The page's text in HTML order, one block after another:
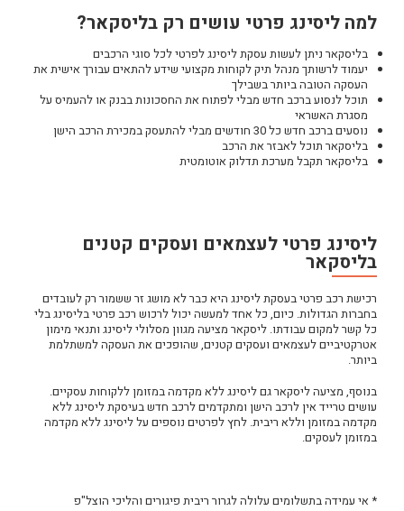
למה ליסינג פרטי עושים רק בליסקאר?
בליסקאר ניתן לעשות עסקת ליסינג לפרטי לכל סוגי הרכבים
יעמוד לרשותך מנהל תיק לקוחות מקצועי שידע להתאים עבורך אישית את
העסקה הטובה ביותר בשבילך
תוכל לנסוע ברכב חדש מבלי לפתוח את החסכונות בבנק או להעמיס על
מסגרת האשראי
נוסעים ברכב חדש כל 30 חודשים מבלי להתעסק במכירת הרכב הישן
בליסקאר תוכל לאבזר את הרכב
בליסקאר תקבל מערכת תדלוק אוטומטית
ליסינג פרטי לעצמאים ועסקים קטנים
בליסקאר
רכישת רכב פרטי בעסקת ליסינג היא כבר לא מושג זר ששמור רק לעובדים
בחברות הגדולות. כיום, כל אחד למעשה יכול לרכוש רכב פרטי בליסינג בלי
כל קשר למקום עבודתו. ליסקאר מציעה מגוון מסלולי ליסינג ותנאי מימון
אטרקטיביים לעצמאים ועסקים קטנים, שהופכים את העסקה למשתלמת
ביותר.
בנוסף, מציעה ליסקאר גם ליסינג ללא מקדמה במזומן ללקוחות עסקיים.
עושים טרייד אין לרכב הישן ומתקדמים לרכב חדש בעיסקת ליסינג ללא
מקדמה במזומן וללא ריבית. לחץ לפרטים נוספים על ליסינג ללא מקדמה
במזומן לעסקים.
* אי עמידה בתשלומים עלולה לגרור ריבית פיגורים והליכי הוצל"פ